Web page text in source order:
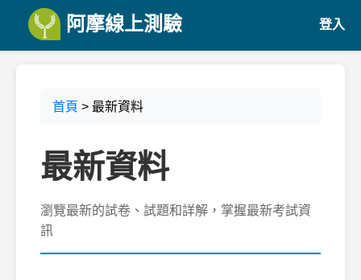
阿摩線上測驗 登入
首頁 > 最新資料
最新資料
瀏覽最新的試卷、試題和詳解，掌握最新考試資
訊